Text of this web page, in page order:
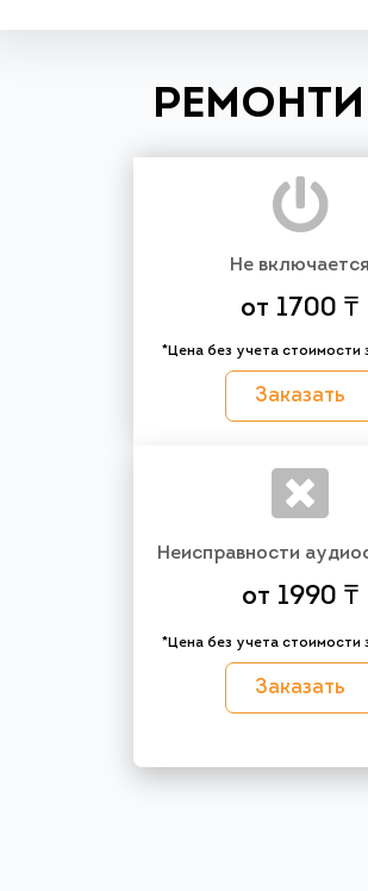
Не включается
от 1700 ₸
*Цена без учета стоимости
Заказать
Неисправности
от 1990 ₸
*Цена без учета стоимости
Заказать